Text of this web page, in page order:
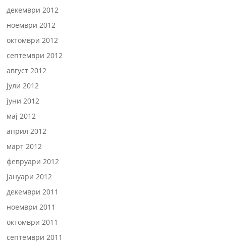
декември 2012
ноември 2012
октомври 2012
септември 2012
август 2012
јули 2012
јуни 2012
мај 2012
април 2012
март 2012
февруари 2012
јануари 2012
декември 2011
ноември 2011
октомври 2011
септември 2011